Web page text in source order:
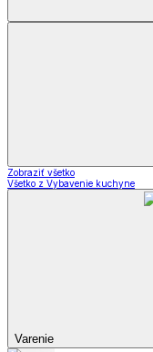
Zobraziť všetko
Všetko z Vybavenie kuchyne
Varenie